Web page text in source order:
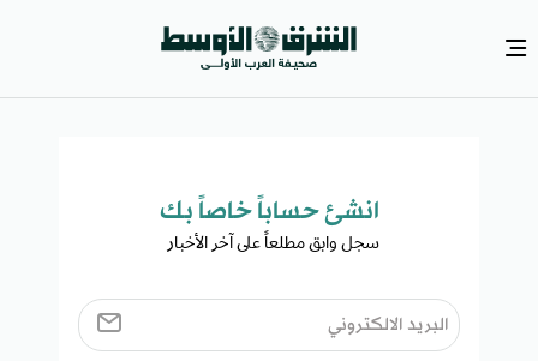
انشئ حساباً خاصاً بك​
سجل وابق مطلعاً على آخر الأخبار ​